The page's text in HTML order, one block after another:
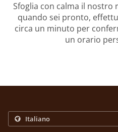
Sfoglia con calma il
quando sei pronto,
circa un minuto per
un orario